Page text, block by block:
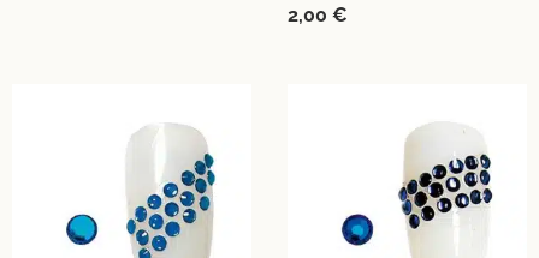
2,00 €